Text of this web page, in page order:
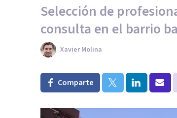
Selección de
consulta en el barrio
Xavier Molina
Comparte